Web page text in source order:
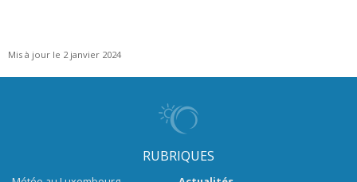
Mis à jour le 2 janvier 2024
RUBRIQUES